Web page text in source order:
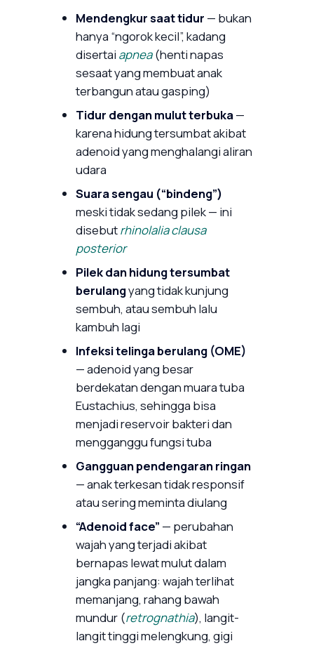
Mendengkur saat tidur — bukan
hanya “ngorok kecil”, kadang
disertai apnea(henti napas
sesaat yang membuat anak
terbangun atau gasping)
Tidur dengan mulut terbuka—
karena hidung tersumbat akibat
adenoid yang menghalangi aliran
udara
Suara sengau (“bindeng”)
meski tidak sedang pilek — ini
disebutrhinolalia clausa
posterior
Pilek dan hidung tersumbat
berulangyang tidak kunjung
sembuh, atau sembuh lalu
kambuh lagi
Infeksi telinga berulang (OME)
— adenoid yang besar
berdekatan dengan muara tuba
Eustachius, sehingga bisa
menjadi reservoir bakteri dan
mengganggu fungsi tuba
Gangguan pendengaran ringan
— anak terkesan tidak responsif
atau sering meminta diulang
“Adenoid face” — perubahan
wajah yang terjadi akibat
bernapas lewat mulut dalam
jangka panjang: wajah terlihat
memanjang, rahang bawah
mundur (retrognathia), langit-
langit tinggi melengkung, gigi